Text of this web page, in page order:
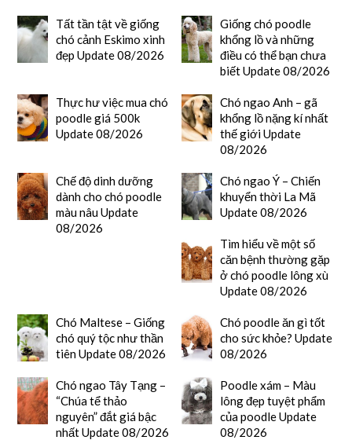
Tất tần tật về giống
chó cảnh Eskimo xinh
đẹp Update 08/2026
Giống chó poodle
khổng lồ và những
điều có thể bạn chưa
biết Update 08/2026
Thực hư việc mua chó
poodle giá 500k
Update 08/2026
Chó ngao Anh – gã
khổng lồ nặng kí nhất
thế giới Update
08/2026
Chế độ dinh dưỡng
dành cho chó poodle
màu nâu Update
08/2026
Chó ngao Ý – Chiến
khuyển thời La Mã
Update 08/2026
Tìm hiểu về một số
căn bệnh thường gặp
ở chó poodle lông xù
Update 08/2026
Chó Maltese – Giống
chó quý tộc như thần
tiên Update 08/2026
Chó poodle ăn gì tốt
cho sức khỏe? Update
08/2026
Chó ngao Tây Tạng –
“Chúa tể thảo
nguyên” đắt giá bậc
nhất Update 08/2026
Poodle xám – Màu
lông đẹp tuyệt phẩm
của poodle Update
08/2026